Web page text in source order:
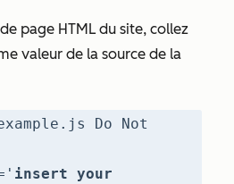
page HTML du site, collez
valeur de la source de la
Do Not
insert your